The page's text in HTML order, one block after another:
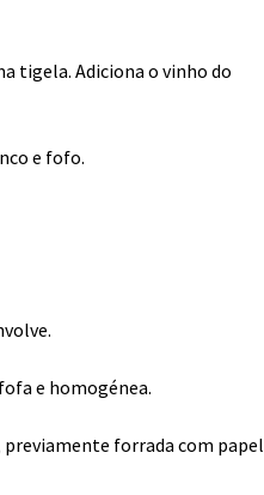
tigela. Adiciona o vinho do
e fofo.
e homogénea.
forrada com papel